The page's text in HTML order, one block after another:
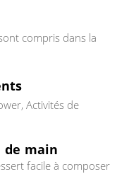
compris dans la
Activités de
de main
facile à composer